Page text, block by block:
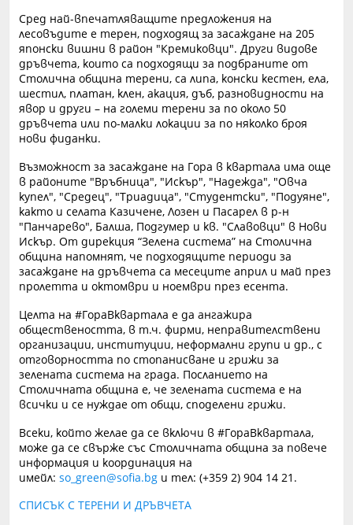
Сред най-впечатляващите предложения на
лесовъдите е терен, подходящ за засаждане на 205
японски вишни в район "Кремиковци". Други видове
дръвчета, които са подходящи за подбраните от
Столична община терени, са липа, конски кестен, ела,
шестил, платан, клен, акация, дъб, разновидности на
явор и други – на големи терени за по около 50
дръвчета или по-малки локации за по няколко броя
нови фиданки.
Възможност за засаждане на Гора в квартала има още
в районите "Връбница", "Искър", "Надежда", "Овча
купел", "Средец", "Триадица", "Студентски", "Подуяне",
както и селата Казичене, Лозен и Пасарел в р-н
"Панчарево", Балша, Подгумер и кв. "Славовци" в Нови
Искър. От дирекция “Зелена система” на Столична
община напомнят, че подходящите периоди за
засаждане на дръвчета са месеците април и май през
пролетта и октомври и ноември през есента.
Целта на #ГораВквартала е да ангажира
обществеността, в т.ч. фирми, неправителствени
организации, институции, неформални групи и др., с
отговорността по стопанисване и грижи за
зелената система на града. Посланието на
Столичната община е, че зелената система е на
всички и се нуждае от общи, споделени грижи.
Всеки, който желае да се включи в #ГораВквартала,
може да се свърже със Столичната община за повече
информация и координация на
имейл: so_green@sofia.bg и тел: (+359 2) 904 14 21.
СПИСЪК С ТЕРЕНИ И ДРЪВЧЕТА